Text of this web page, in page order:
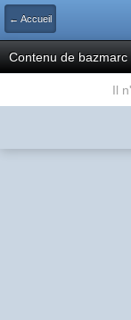
← Accueil
Contenu de bazmarc
Il